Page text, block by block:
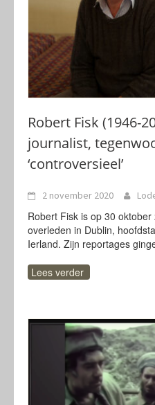
Robert Fisk (1946-
journalist,
‘controversieel’
2 november 2020
Robert Fisk is op 30
overleden in Dublin,
Ierland. Zijn reportages
Lees verder